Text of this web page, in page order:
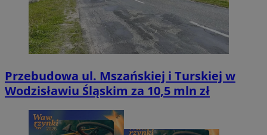
Przebudowa ul. Mszańskiej i Turskiej w
Wodzisławiu Śląskim za 10,5 mln zł